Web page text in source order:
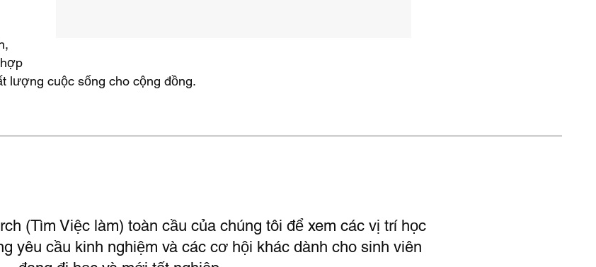
lượng cuộc sống cho cộng đồng.​
(Tìm Việc làm) toàn cầu của chúng tôi để xem các vị trí học
yêu cầu kinh nghiệm và các cơ hội khác dành cho sinh viên